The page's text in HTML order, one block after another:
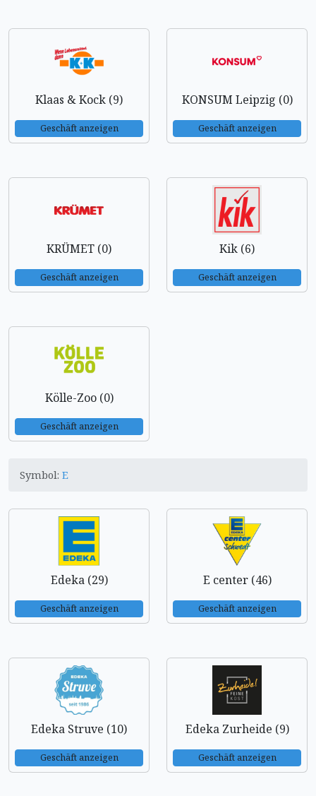
Klaas & Kock (9)
Geschäft anzeigen
KONSUM Leipzig (0)
Geschäft anzeigen
KRÜMET (0)
Geschäft anzeigen
Kik (6)
Geschäft anzeigen
Kölle-Zoo (0)
Geschäft anzeigen
Symbol: E
Edeka (29)
Geschäft anzeigen
E center (46)
Geschäft anzeigen
Edeka Struve (10)
Geschäft anzeigen
Edeka Zurheide (9)
Geschäft anzeigen